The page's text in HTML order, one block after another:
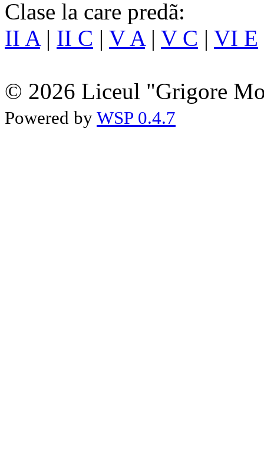
Clase la care predã:
II A | II C | V A | V C | VI E
© 2026 Liceul "Grigore
Powered by WSP 0.4.7